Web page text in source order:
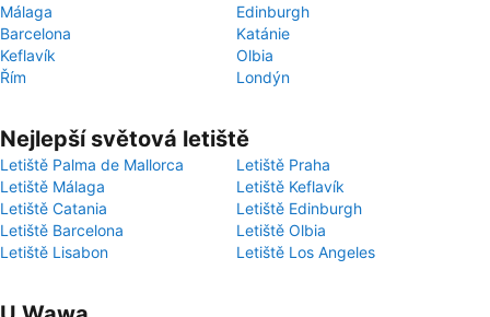
Málaga
Edinburgh
Barcelona
Katánie
Keflavík
Olbia
Řím
Londýn
Nejlepší světová letiště
Letiště Palma de Mallorca
Letiště Praha
Letiště Málaga
Letiště Keflavík
Letiště Catania
Letiště Edinburgh
Letiště Barcelona
Letiště Olbia
Letiště Lisabon
Letiště Los Angeles